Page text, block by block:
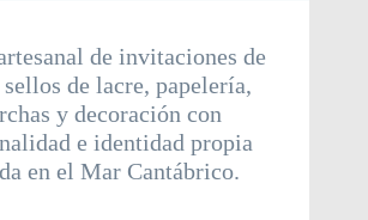
de invitaciones de
sellos de lacre, papelería,
y decoración con
e identidad propia
en el Mar Cantábrico.